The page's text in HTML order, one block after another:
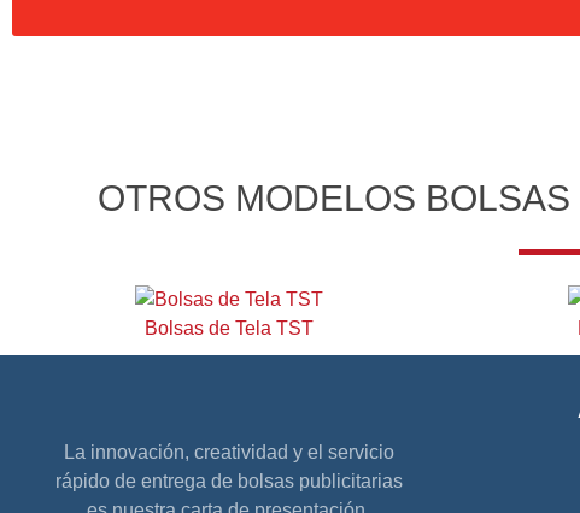
OTROS MODELOS
Bolsas de Tela TST
La innovación, creatividad y el servicio
rápido de entrega de bolsas publicitarias